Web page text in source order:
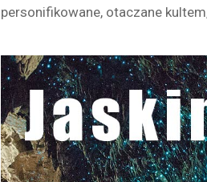
personifikowane, otaczane